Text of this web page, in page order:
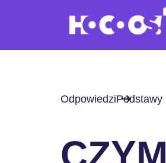
OdpowiedziPodstawy